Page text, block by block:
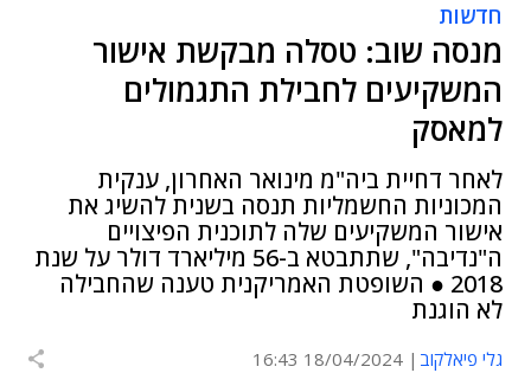
חדשות
מנסה שוב: טסלה מבקשת אישור
המשקיעים לחבילת התגמולים
למאסק
לאחר דחיית ביה"מ מינואר האחרון, ענקית
המכוניות החשמליות תנסה בשנית להשיג את
אישור המשקיעים שלה לתוכנית הפיצויים
ה"נדיבה", שתתבטא ב-56 מיליארד דולר על שנת
2018 ● השופטת האמריקנית טענה שהחבילה
לא הוגנת
גלי פיאלקוב 18/04/2024 16:43